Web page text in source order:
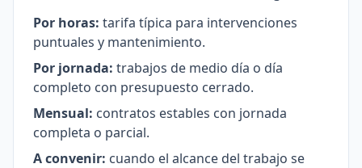
Por horas: tarifa típica para intervenciones
puntuales y mantenimiento.
Por jornada: trabajos de medio día o día
completo con presupuesto cerrado.
Mensual: contratos estables con jornada
completa o parcial.
A convenir: cuando el alcance del trabajo se